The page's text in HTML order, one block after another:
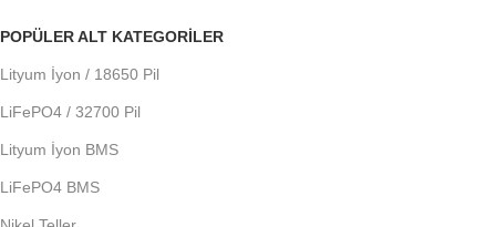
POPÜLER ALT KATEGORILER
Lityum İyon / 18650 Pil
LiFePO4 / 32700 Pil
Lityum İyon BMS
LiFePO4 BMS